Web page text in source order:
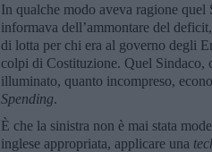
In qualche modo aveva ragione
informava dell’ammontare del
di lotta per chi era al governo degli
colpi di Costituzione. Quel Sindaco,
illuminato, quanto incompreso,
Spending.
È che la sinistra non è mai stata
inglese appropriata, applicare una